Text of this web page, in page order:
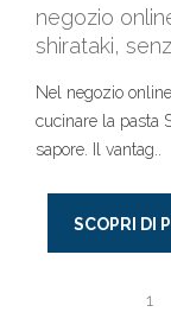
negozio
shirataki,
Nel negozio
cucinare la pasta
sapore. Il vantag..
SCOPRI DI
1